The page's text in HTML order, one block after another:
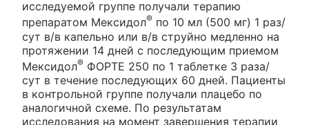
исследуемой группе получали терапию
препаратом Мексидол® по 10 мл (500 мг) 1 раз/
сут в/в капельно или в/в струйно медленно на
протяжении 14 дней с последующим приемом
Мексидол® ФОРТЕ 250 по 1 таблетке 3 раза/
сут в течение последующих 60 дней. Пациенты
в контрольной группе получали плацебо по
аналогичной схеме. По результатам
исследования на момент завершения терапии